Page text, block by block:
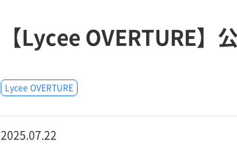
【Lycee OVERTURE】
Lycee OVERTURE
2025.07.22